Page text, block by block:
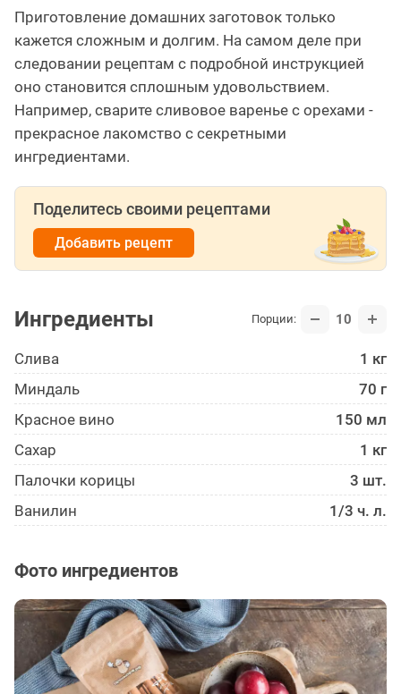
Приготовление домашних заготовок только
кажется сложным и долгим. На самом деле при
следовании рецептам с подробной инструкцией
оно становится сплошным удовольствием.
Например, сварите сливовое варенье с орехами -
прекрасное лакомство с секретными
ингредиентами.
Поделитесь своими рецептами
Добавить рецепт
Ингредиенты Порции: 10
Слива
1 кг
Миндаль
70 г
Красное вино
150 мл
Сахар
1 кг
Палочки корицы
3 шт.
Ванилин
1/3 ч. л.
Фото ингредиентов